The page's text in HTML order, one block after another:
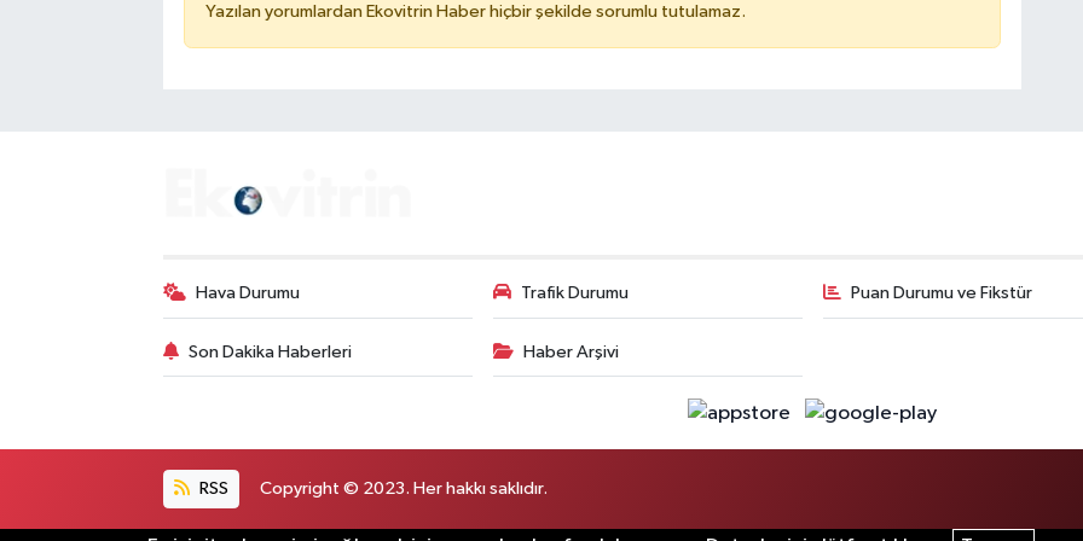
Yazılan yorumlardan Ekovitrin Haber hiçbir şekilde sorumlu tutulamaz.
Hava Durumu Trafik Durumu Puan Durumu ve Fikstür
Son Dakika Haberleri Haber Arşivi
RSS Copyright © 2023. Her hakkı saklıdır.